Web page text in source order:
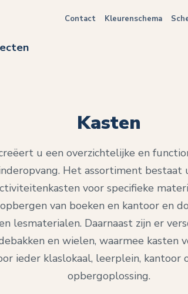
Contact Kleurenschema
Kasten
u een overzichtelijke en
Het assortiment bestaat
voor specifieke
van boeken en kantoor en
lesmaterialen. Daarnaast zijn er
en wielen, waarmee
ieder klaslokaal, leerplein, kantoor
opbergoplossing.